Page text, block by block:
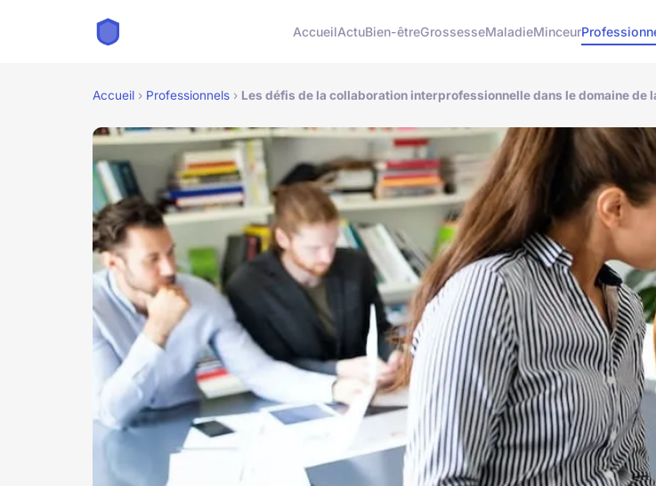
AccueilActuBien-êtreGrossesseMaladieMinceur
Accueil › Professionnels › Les défis de la collaboration interprofessionnelle dans le domaine de